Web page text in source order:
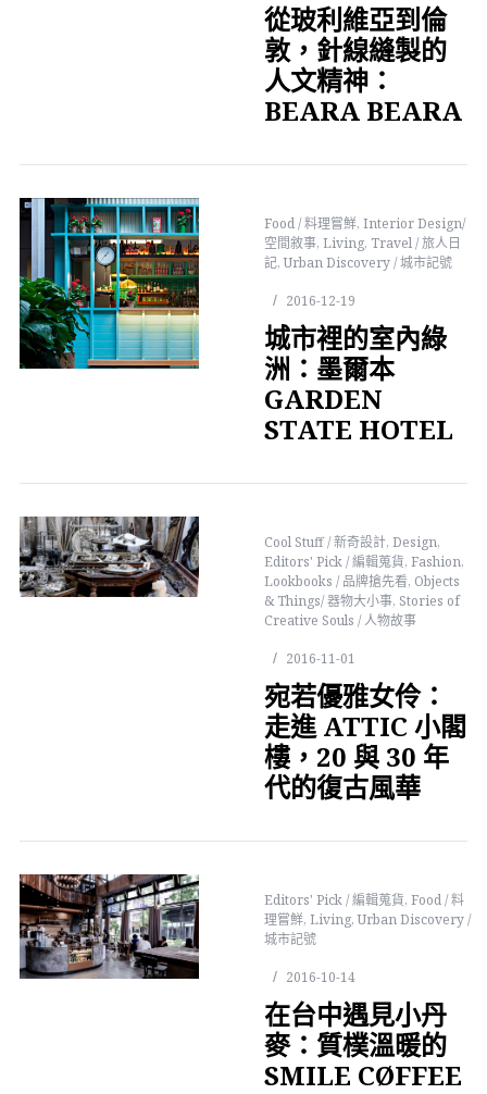
從玻利維亞到倫
敦，針線縫製的
人文精神：
BEARA BEARA
Food / 料理嘗鮮, Interior Design/
空間敘事, Living, Travel / 旅人日
記,Urban Discovery / 城市記號
2016-12-19
城市裡的室內綠
洲：墨爾本
GARDEN
STATE HOTEL
Cool Stuff / 新奇設計, Design,
Editors' Pick / 編輯蒐貨, Fashion,
Lookbooks / 品牌搶先看, Objects
& Things/ 器物大小事, Stories of
Creative Souls / 人物故事
2016-11-01
宛若優雅女伶：
走進 ATTIC 小閣
樓，20 與 30 年
代的復古風華
Editors' Pick / 編輯蒐貨, Food / 料
理嘗鮮, Living,Urban Discovery /
城市記號
2016-10-14
在台中遇見小丹
麥：質樸溫暖的
SMILE CØFFEE